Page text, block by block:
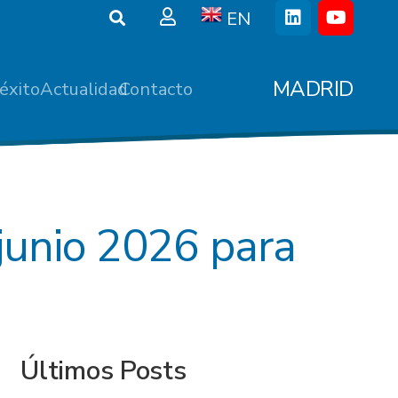
EN
ActualidadContacto MADRID
2026 para
Últimos Posts